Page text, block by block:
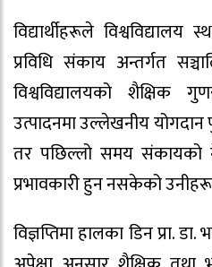
विद्यार्थीहरूले
प्रविधि संकाय अन्तर्गत
विश्वविद्यालयको शैक्षिक
उत्पादनमा उल्लेखनीय
तर पछिल्लो समय संकायको
प्रभावकारी हुन नसकेको
विज्ञप्तिमा हालका डिन प्रा.